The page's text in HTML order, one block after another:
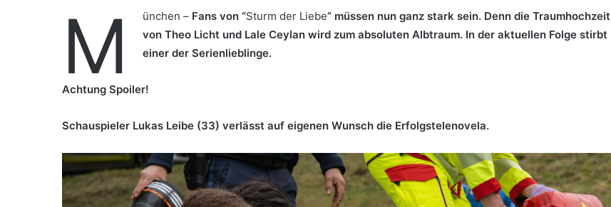
M ünchen – Fans von “Sturm der Liebe” müssen nun ganz stark sein. Denn die Traumhochzeit
von Theo Licht und Lale Ceylan wird zum absoluten Albtraum. In der aktuellen Folge stirbt
einer der Serienlieblinge.
Achtung Spoiler!
Schauspieler Lukas Leibe (33) verlässt auf eigenen Wunsch die Erfolgstelenovela.